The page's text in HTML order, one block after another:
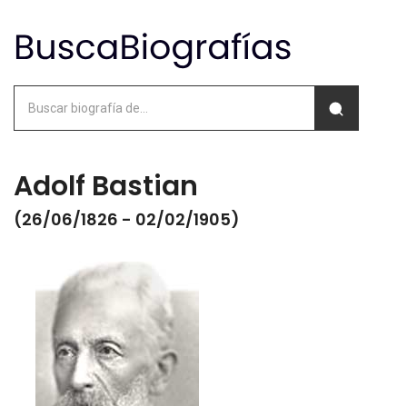
Adolf Bastian
(26/06/1826 - 02/02/1905)